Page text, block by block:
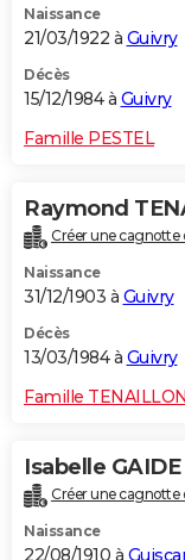
Naissance
21/03/1922 à Guivry
Décès
15/12/1984 à Guivry
Famille PESTEL
Raymond
Créer une cagnotte
Naissance
31/12/1903 à Guivry
Décès
13/03/1984 à Guivry
Famille TENAILLON
Isabelle GAIDE
Créer une cagnotte
Naissance
22/08/1910 à